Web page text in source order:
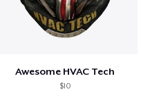
Awesome HVAC Tech
$10